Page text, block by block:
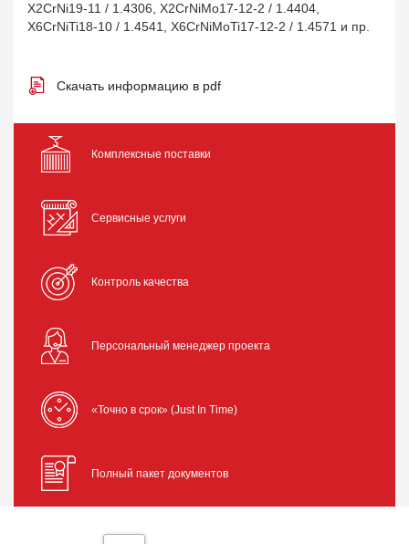
X2CrNi19-11 / 1.4306, X2CrNiMo17-12-2 / 1.4404,
X6CrNiTi18-10 / 1.4541, X6CrNiMoTi17-12-2 / 1.4571 и пр.
Скачать информацию в pdf
Комплексные поставки
Сервисные услуги
Контроль качества
Персональный менеджер проекта
«Точно в срок» (Just In Time)
Полный пакет документов